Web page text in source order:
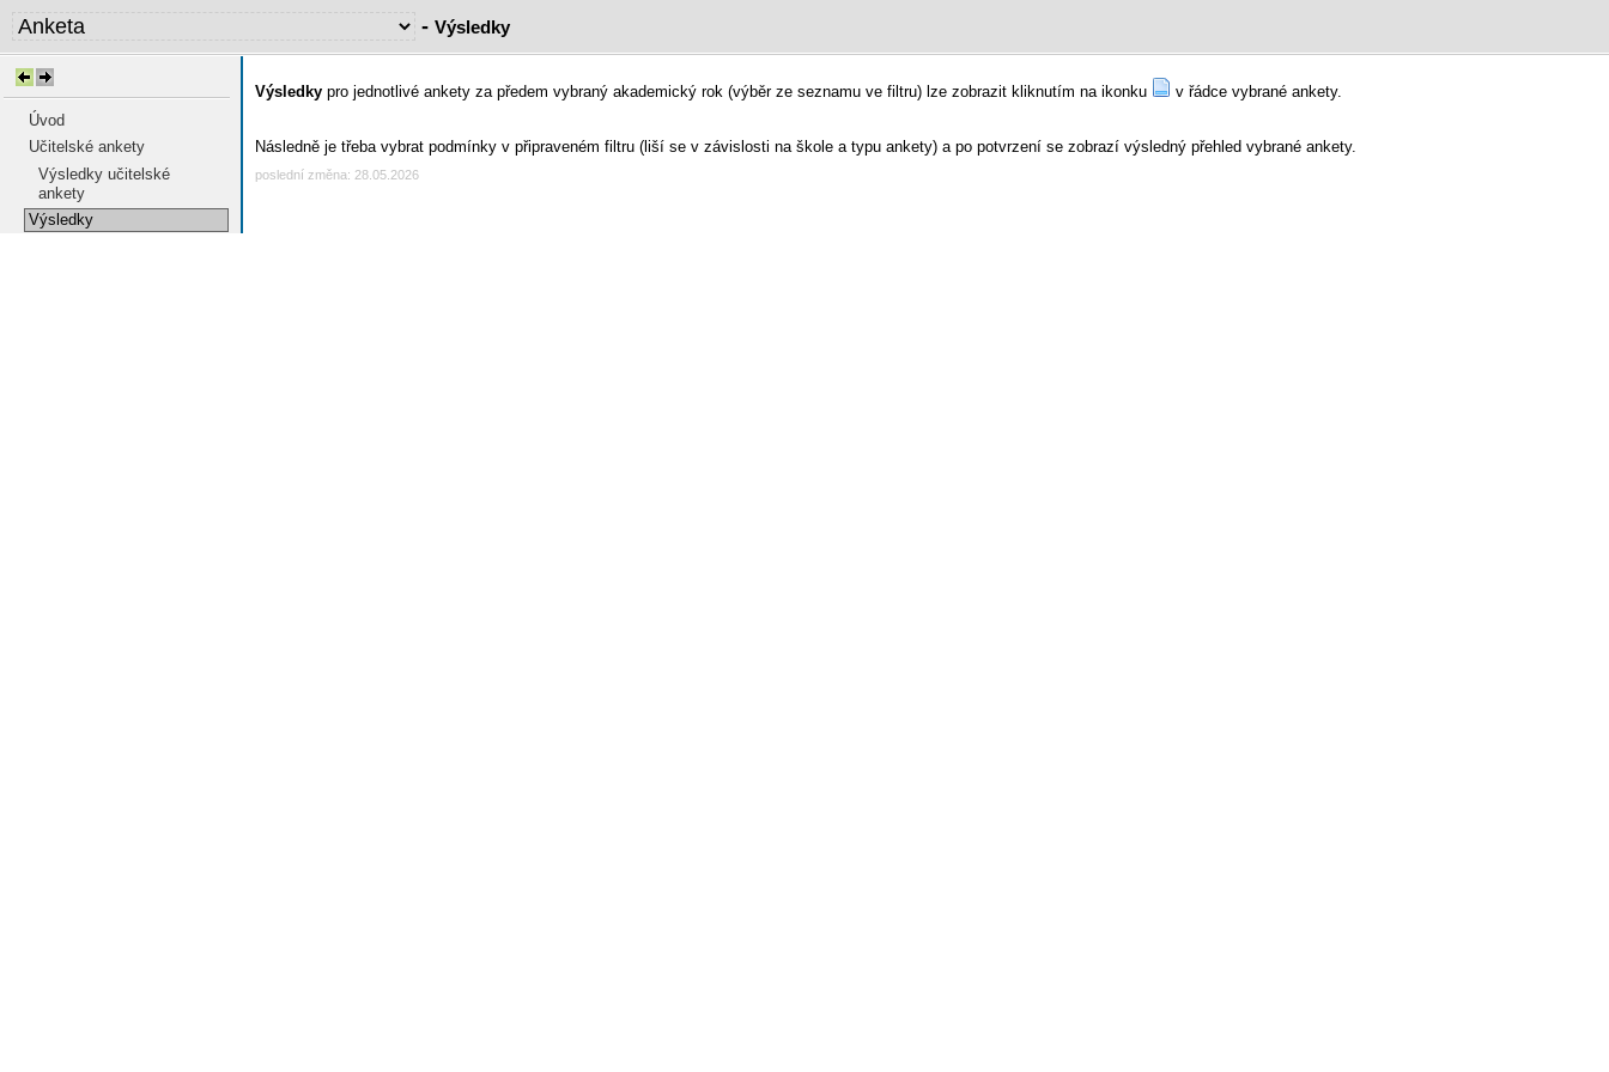
- Výsledky
Úvod
Učitelské ankety
Výsledky učitelské
ankety
Výsledky
Výsledky pro jednotlivé ankety za předem vybraný akademický rok (výběr ze seznamu ve filtru) lze zobrazit kliknutím na ikonku v řádce vybrané ankety.
Následně je třeba vybrat podmínky v připraveném filtru (liší se v závislosti na škole a typu ankety) a po potvrzení se zobrazí výsledný přehled vybrané ankety.
poslední změna: 28.05.2026